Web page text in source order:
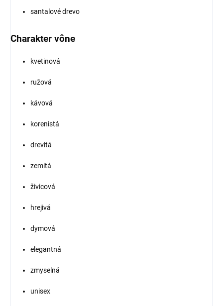
santalové drevo
Charakter vône
kvetinová
ružová
kávová
korenistá
drevitá
zemitá
živicová
hrejivá
dymová
elegantná
zmyselná
unisex